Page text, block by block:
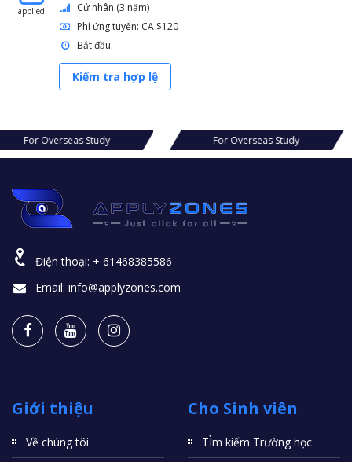
applied
Cử nhân (3 năm)
Phí ứng tuyển: CA $120
Bắt đầu:
Kiểm tra hợp lệ
Study For Overseas Study For
Điện thoại: + 61468385586
Email: info@applyzones.com
Giới thiệu
Về chúng tôi
Cho Sinh viên
TÌm kiếm Trường học